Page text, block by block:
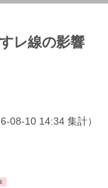
レ線の影響
08-10 14:34 集計）